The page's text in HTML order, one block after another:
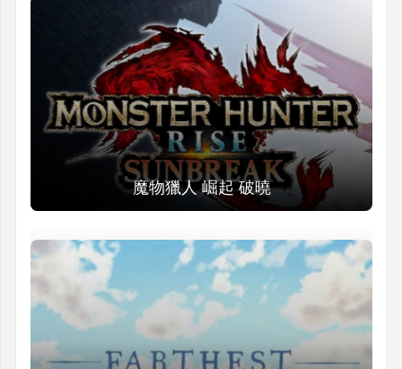
魔物獵人 崛起 破曉